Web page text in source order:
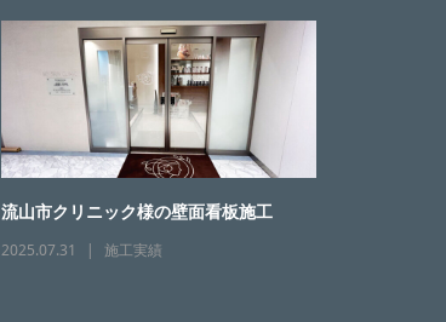
流山市クリニック様の壁面看板施工
2025.07.31 施工実績